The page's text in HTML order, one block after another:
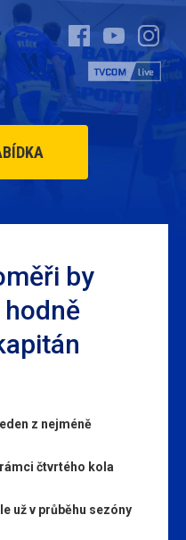
by
z nejméně
čtvrtého kola
už v průběhu sezóny